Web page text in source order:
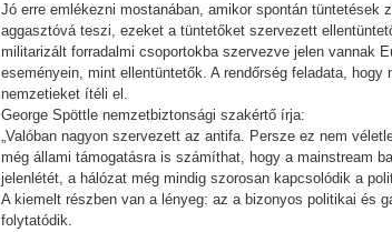
Jó erre emlékezni mostanában, amikor spontán
aggasztóvá teszi, ezeket a tüntetőket szervezett
militarizált forradalmi csoportokba szervezve jelen vannak
eseményein, mint ellentüntetők. A rendőrség feladata,
nemzetieket ítéli el.
George Spöttle nemzetbiztonsági szakértő írja:
„Valóban nagyon szervezett az antifa. Persze ez nem
még állami támogatásra is számíthat, hogy a mainstream
jelenlétét, a hálózat még mindig szorosan kapcsolódik a
A kiemelt részben van a lényeg: az a bizonyos politikai és
folytatódik.